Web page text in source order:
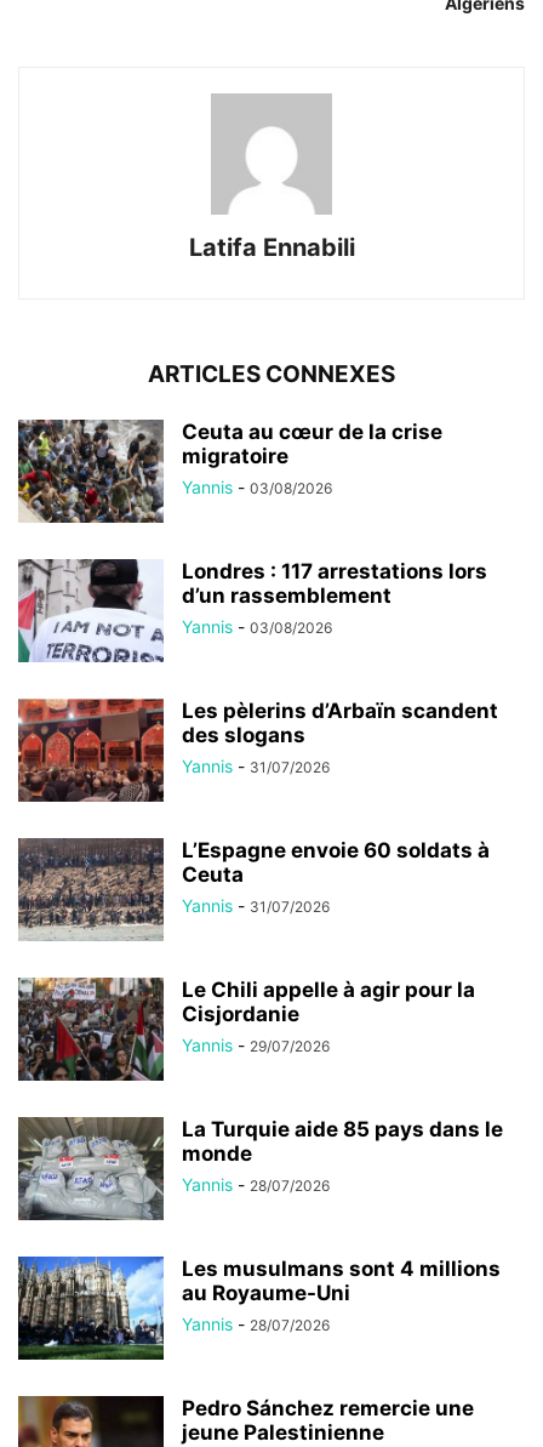
Latifa Ennabili
ARTICLES CONNEXES
Ceuta au cœur de la crise
migratoire
Yannis - 03/08/2026
Londres : 117 arrestations lors
d’un rassemblement
Yannis - 03/08/2026
Les pèlerins d’Arbaïn scandent
des slogans
Yannis - 31/07/2026
L’Espagne envoie 60 soldats à
Ceuta
Yannis - 31/07/2026
Le Chili appelle à agir pour la
Cisjordanie
Yannis - 29/07/2026
La Turquie aide 85 pays dans le
monde
Yannis - 28/07/2026
Les musulmans sont 4 millions
au Royaume-Uni
Yannis - 28/07/2026
Pedro Sánchez remercie une
jeune Palestinienne